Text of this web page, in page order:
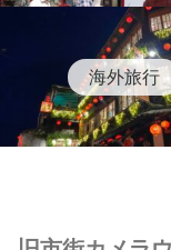
海外旅行